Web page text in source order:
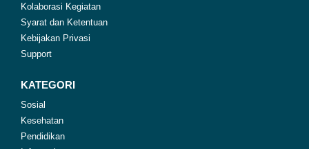
Kolaborasi Kegiatan
Syarat dan Ketentuan
Kebijakan Privasi
Support
KATEGORI
Sosial
Kesehatan
Pendidikan